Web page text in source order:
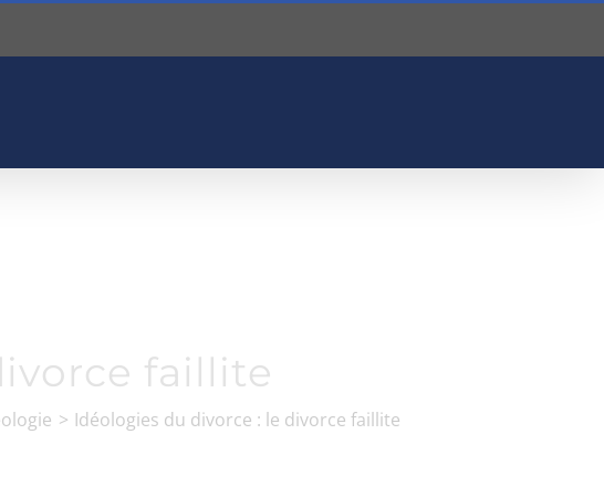
faillite
Idéologies du divorce : le divorce faillite